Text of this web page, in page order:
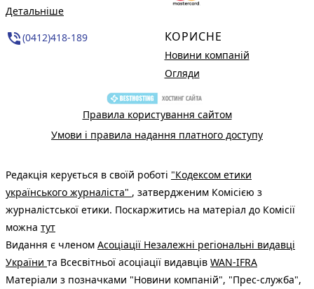
Детальніше
phone_in_talk(0412)418-189 КОРИСНЕ
Новини компаній
Огляди
Правила користування сайтом
Умови і правила надання платного доступу
Редакція керується в своїй роботі "Кодексом етики
українського журналіста" , затвердженим Комісією з
журналістської етики. Поскаржитись на матеріал до Комісії
можна тут
Видання є членом Асоціації Незалежні регіональні видавці
України та Всесвітньої асоціації видавців WAN-IFRA
Матеріали з позначками "Новини компаній", "Прес-служба",